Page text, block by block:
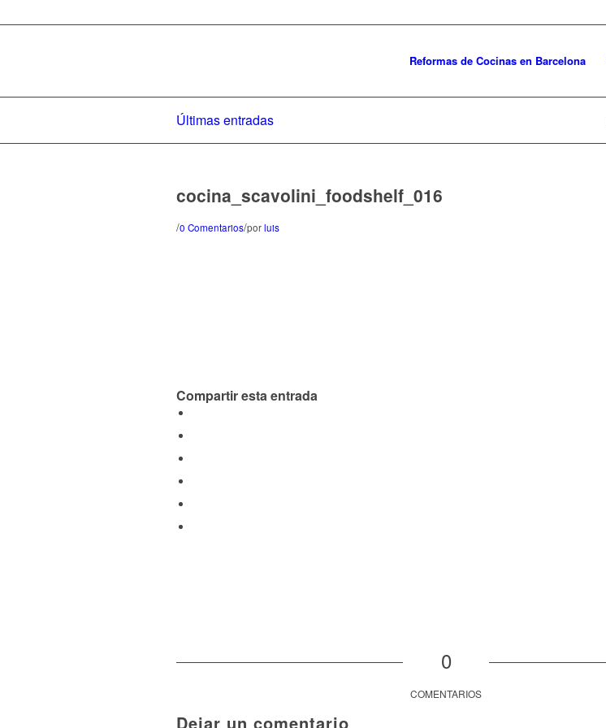
Reformas de Cocinas en Barcelona
Últimas entradas
cocina_scavolini_foodshelf_016
/0 Comentarios/porluis
Compartir esta entrada
0
COMENTARIOS
Dejar un comentario